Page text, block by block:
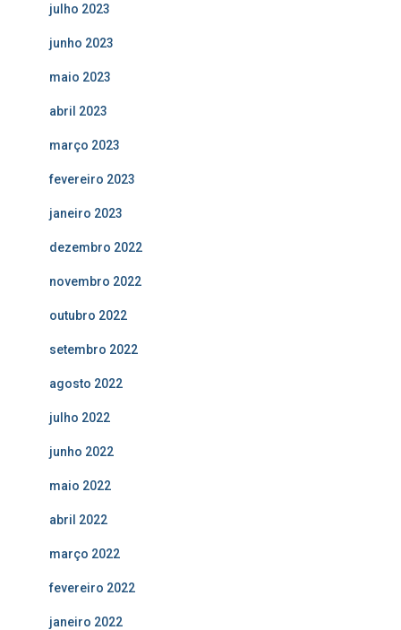
julho 2023
junho 2023
maio 2023
abril 2023
março 2023
fevereiro 2023
janeiro 2023
dezembro 2022
novembro 2022
outubro 2022
setembro 2022
agosto 2022
julho 2022
junho 2022
maio 2022
abril 2022
março 2022
fevereiro 2022
janeiro 2022